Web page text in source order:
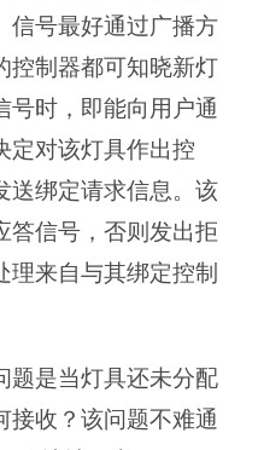
信号最好通过广播方
控制器都可知晓新灯
号时，即能向用户通
定对该灯具作出控
送绑定请求信息。该
答信号，否则发出拒
理来自与其绑定控制
是当灯具还未分配
接收？该问题不难通